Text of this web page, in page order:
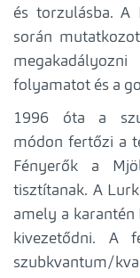
és torzulásba. A
során
folyamatot és a
1996 óta a
módon fertőzi a
Fényerők a
tisztítanak. A
amely a
kivezetődni. A
szubkvantum/